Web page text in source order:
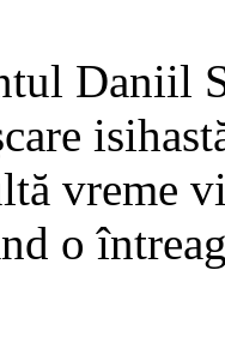
Daniil
vreme
o